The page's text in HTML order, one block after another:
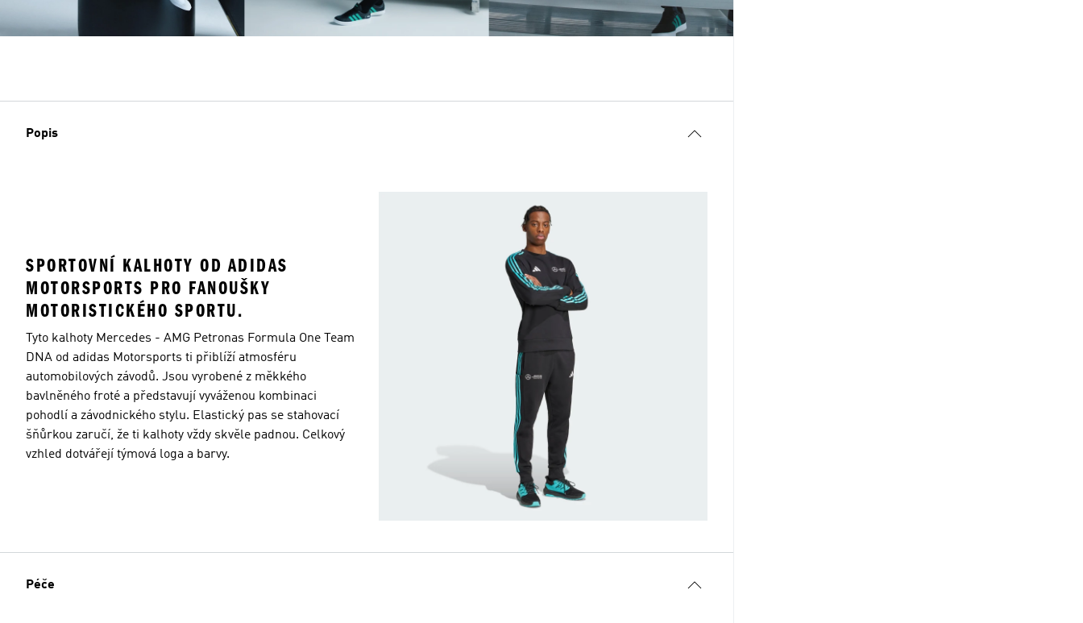
Popis
SPORTOVNÍ KALHOTY OD ADIDAS
MOTORSPORTS PRO FANOUŠKY
MOTORISTICKÉHO SPORTU.
Tyto kalhoty Mercedes - AMG Petronas Formula One Team
DNA od adidas Motorsports ti přiblíží atmosféru
automobilových závodů. Jsou vyrobené z měkkého
bavlněného froté a představují vyváženou kombinaci
pohodlí a závodnického stylu. Elastický pas se stahovací
šňůrkou zaručí, že ti kalhoty vždy skvěle padnou. Celkový
vzhled dotvářejí týmová loga a barvy.
Péče